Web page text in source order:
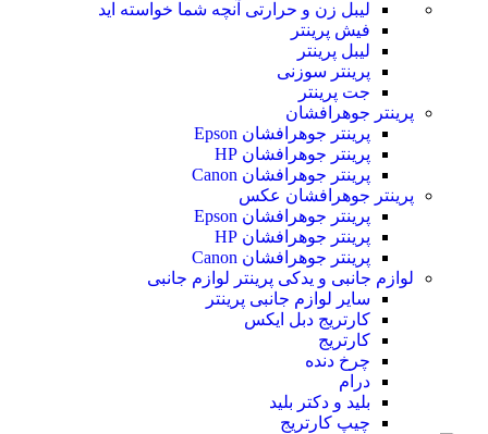
لیبل زن و حرارتی آنچه شما خواسته اید
فیش پرینتر
لیبل پرینتر
پرینتر سوزنی
جت پرینتر
پرینتر جوهرافشان
پرینتر جوهرافشان Epson
پرینتر جوهرافشان HP
پرینتر جوهرافشان Canon
پرینتر جوهرافشان عکس
پرینتر جوهرافشان Epson
پرینتر جوهرافشان HP
پرینتر جوهرافشان Canon
لوازم جانبی و یدکی پرینتر لوازم جانبی
سایر لوازم جانبی پرینتر
کارتریج دبل ایکس
کارتریج
چرخ دنده
درام
بلید و دکتر بلید
چیپ کارتریج